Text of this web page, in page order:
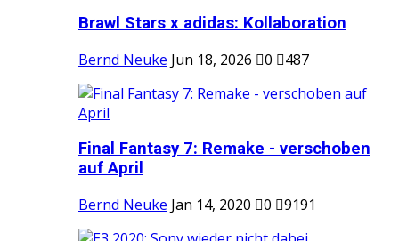
Brawl Stars x adidas: Kollaboration
Bernd Neuke Jun 18, 2026 0 487
Final Fantasy 7: Remake - verschoben
auf April
Bernd Neuke Jan 14, 2020 0 9191